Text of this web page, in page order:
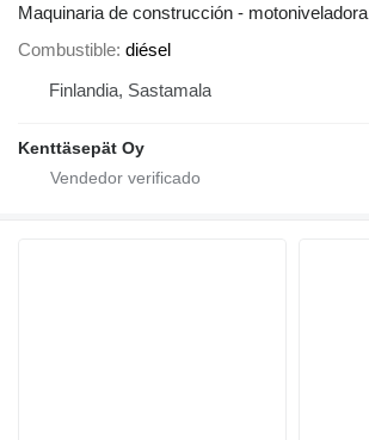
Maquinaria de construcción - motoniveladora
Combustible diésel
Finlandia, Sastamala
Kenttäsepät Oy